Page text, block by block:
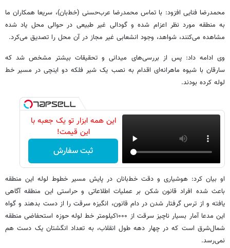
محمدرضا فنایی افزود: با تماس محمدرضا عرب‌حسنی (خط‌بان)، سریعا همکاران ما
به منطقه مورد نظر اعزام شده و گودالی غیر طبیعی در حوالی محل یاد شده
مشاهده می‌کنند، شواهد، وجود انشعابی غیر مجاز در آن محل را تصدیق می‌کرد.
وی ادامه داد: پس از بررسی‌های میدانی و تحقیقات بیشتر مشخص شد که
سارقان با شیوه‌ ماهرانه‌ای اقدام به نصب یک شیر فلکه دو اینچی در مسیر خط
لوله کرده بودند.
این همه ابزار تو یک جعبه با
این قیمت!
ثبت سفارش
او بیان کرد: هوشیاری و دقت خط‌بانان در پایش مسیر خطوط لوله این منطقه
باعث شده افراد قانون شکن بر عملیات اطلاعاتی و حراستی این منطقه آگاهی
یافته و از ترس گرفتار شدن در دام قانون، انگیزه سرقت را از دست بدهند و گواه
این مدعا آمار بسیار ناچیز سرقت از ۱۰۰۰کیلومتر خط لوله حوزه استحفاضی منطقه
شمال‌شرق است که در چهار دهه طول انقلاب، به تعداد انگشتان یک دست هم
نمی‌رسد.